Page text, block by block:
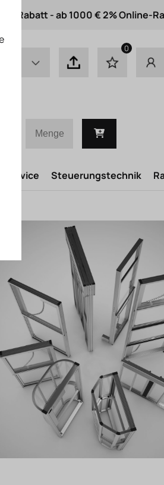
Rabatt - ab 1000 € 2% Online-
0
Service Steuerungstechnik